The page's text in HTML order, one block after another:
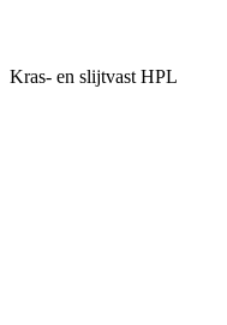
Kras- en slijtvast HPL